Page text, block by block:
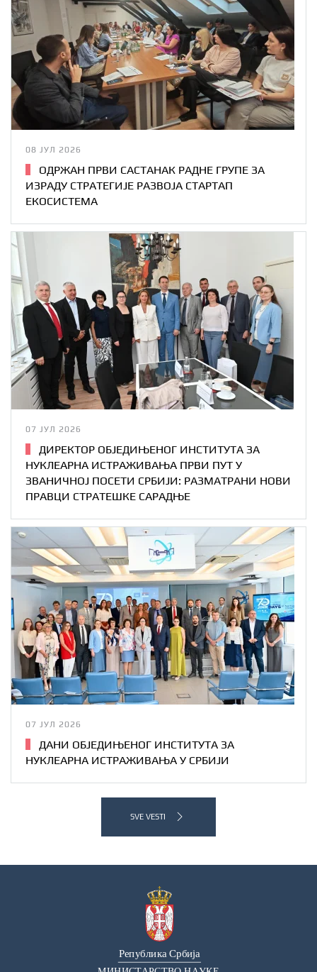
08 ЈУЛ 2026
ОДРЖАН ПРВИ САСТАНАК РАДНЕ ГРУПЕ ЗА
ИЗРАДУ СТРАТЕГИЈЕ РАЗВОЈА СТАРТАП
ЕКОСИСТЕМА
07 ЈУЛ 2026
ДИРЕКТОР ОБЈЕДИЊЕНОГ ИНСТИТУТА ЗА
НУКЛЕАРНА ИСТРАЖИВАЊА ПРВИ ПУТ У
ЗВАНИЧНОЈ ПОСЕТИ СРБИЈИ: РАЗМАТРАНИ НОВИ
ПРАВЦИ СТРАТЕШКЕ САРАДЊЕ
07 ЈУЛ 2026
ДАНИ ОБЈЕДИЊЕНОГ ИНСТИТУТА ЗА
НУКЛЕАРНА ИСТРАЖИВАЊА У СРБИЈИ
SVE VESTI